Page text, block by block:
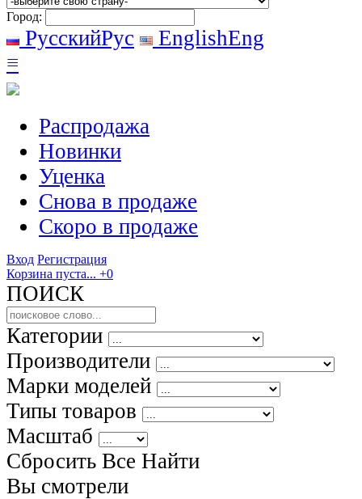
Город:
РусскийРус EnglishEng
≡
Распродажа
Новинки
Уценка
Снова в продаже
Скоро в продаже
Вход Регистрация
Корзина пуста... +0
ПОИСК
Категории
Производители
Марки моделей
Типы товаров
Масштаб
Сбросить Все Найти
Вы смотрели